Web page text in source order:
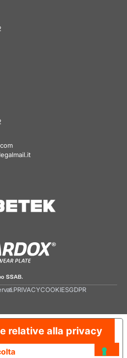
SSAB.
PRIVACYCOOKIESGDPR
relative alla privacy